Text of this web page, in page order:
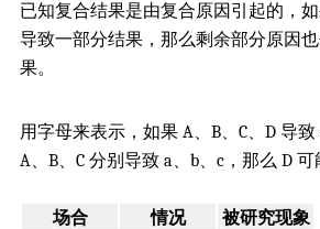
已知复合结果是由复合原因引起的，
导致一部分结果，那么剩余部分原因
果。
用字母来表示，如果 A、B、C、D 导
A、B、C 分别导致 a、b、c，那么 D 可
场合 情况
被研究现象